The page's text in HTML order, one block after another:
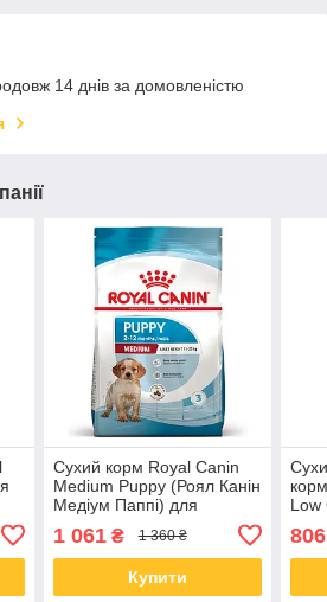
14 днів за домовленістю
Сухий корм Royal Canin
Medium Puppy (Роял Канін
Медіум Паппі) для
цуценят середніх порід 4
КГ
1 061₴ 1 360 ₴
Купити
Low
806